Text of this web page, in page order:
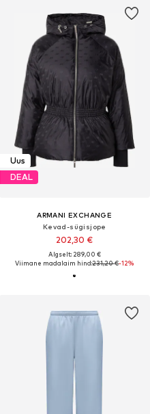
Uus
DEAL
ARMANI EXCHANGE
Kevad-sügisjope
202,30 €
Algselt: 289,00 €
Viimane madalaim hind:231,20 €-12%